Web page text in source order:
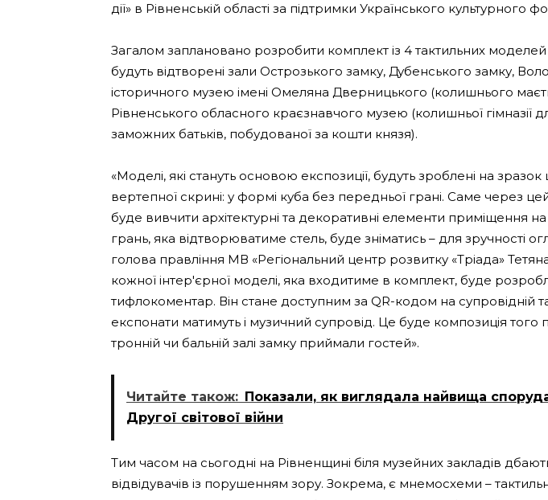
дії» в Рівненській області за підтримки Українського культурного
Загалом заплановано розробити комплект із 4 тактильних моделей
будуть відтворені зали Острозького замку, Дубенського замку,
історичного музею імені Омеляна Дверницького (колишнього
Рівненського обласного краєзнавчого музею (колишньої гімназії
заможних батьків, побудованої за кошти князя).
«Моделі, які стануть основою експозиції, будуть зроблені на
вертепної скрині: у формі куба без передньої грані. Саме через
буде вивчити архітектурні та декоративні елементи приміщення
грань, яка відтворюватиме стель, буде зніматись – для зручності
голова правління МВ «Регіональний центр розвитку «Тріада»
кожної інтер'єрної моделі, яка входитиме в комплект, буде
тифлокоментар. Він стане доступним за QR-кодом на супровідній
експонати матимуть і музичний супровід. Це буде композиція того
тронній чи бальній залі замку приймали гостей».
Читайте також: Показали, як виглядала найвища
Другої світової війни
Тим часом на сьогодні на Рівненщині біля музейних закладів
відвідувачів із порушенням зору. Зокрема, є мнемосхеми –